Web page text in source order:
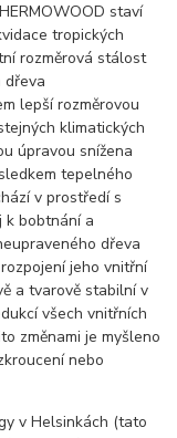
staví
tropických
rozměrová stálost
dřeva
lepší rozměrovou
klimatických
úpravou snížena
tepelného
v prostředí s
k bobtnání a
dřeva
jeho vnitřní
a tvarově stabilní v
všech vnitřních
změnami je myšleno
nebo
v Helsinkách (tato